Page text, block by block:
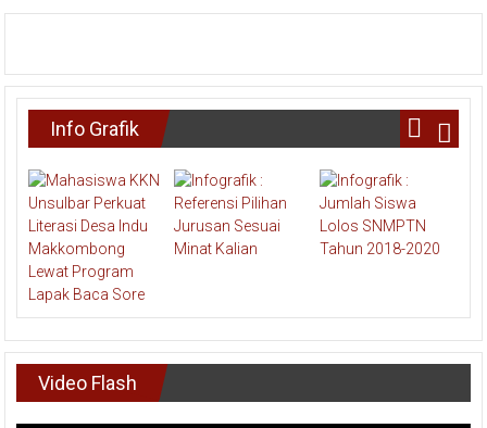
Info Grafik
Video Flash